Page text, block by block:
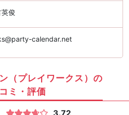
俊
calendar.net
（プレイワークス）の
ミ・評価